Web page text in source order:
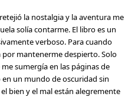
la nostalgia y la aventura me
solía contarme. El libro es un
verboso. Para cuando
por mantenerme despierto. Solo
sumergía en las páginas de
un mundo de oscuridad sin
bien y el mal están alegremente